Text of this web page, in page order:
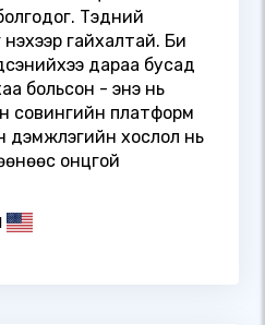
Тэдний
гайхалтай. Би
дараа бусад
больсон - энэ нь
совингийн платформ
дэмжлэгийн хослол нь
онцгой